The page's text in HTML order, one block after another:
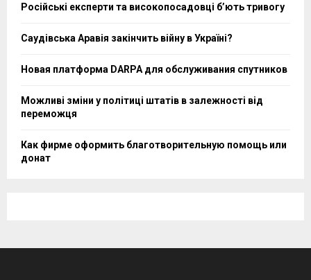
Російські експерти та високопосадовці бʼють тривогу
Саудівська Аравія закінчить війну в Україні?
Новая платформа DARPA для обслуживания спутников
Можливі зміни у політиці штатів в залежності від
переможця
Как фирме оформить благотворительную помощь или
донат